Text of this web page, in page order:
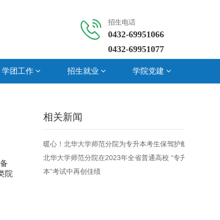
学团工作 招生就业 学院党建
招生电话
0432-69951066
0432-69951077
院
相关新闻
暖心！北华大学师范分院为专升本考生保驾护航
北华大学师范分院在2023年全省普通高校 “专升
本”考试中再创佳绩